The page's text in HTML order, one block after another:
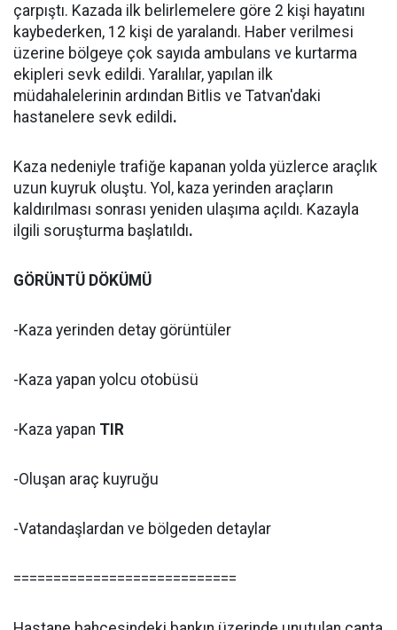
çarpıştı. Kazada ilk belirlemelere göre 2 kişi hayatını
kaybederken, 12 kişi de yaralandı. Haber verilmesi
üzerine bölgeye çok sayıda ambulans ve kurtarma
ekipleri sevk edildi. Yaralılar, yapılan ilk
müdahalelerinin ardından Bitlis ve Tatvan'daki
hastanelere sevk edildi.
Kaza nedeniyle trafiğe kapanan yolda yüzlerce araçlık
uzun kuyruk oluştu. Yol, kaza yerinden araçların
kaldırılması sonrası yeniden ulaşıma açıldı. Kazayla
ilgili soruşturma başlatıldı.
GÖRÜNTÜ DÖKÜMÜ
-Kaza yerinden detay görüntüler
-Kaza yapan yolcu otobüsü
-Kaza yapan TIR
-Oluşan araç kuyruğu
-Vatandaşlardan ve bölgeden detaylar
============================